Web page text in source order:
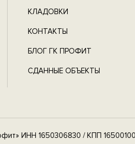
КЛАДОВКИ
КОНТАКТЫ
БЛОГ ГК ПРОФИТ
СДАННЫЕ ОБЪЕКТЫ
ИНН 1650306830 / КПП